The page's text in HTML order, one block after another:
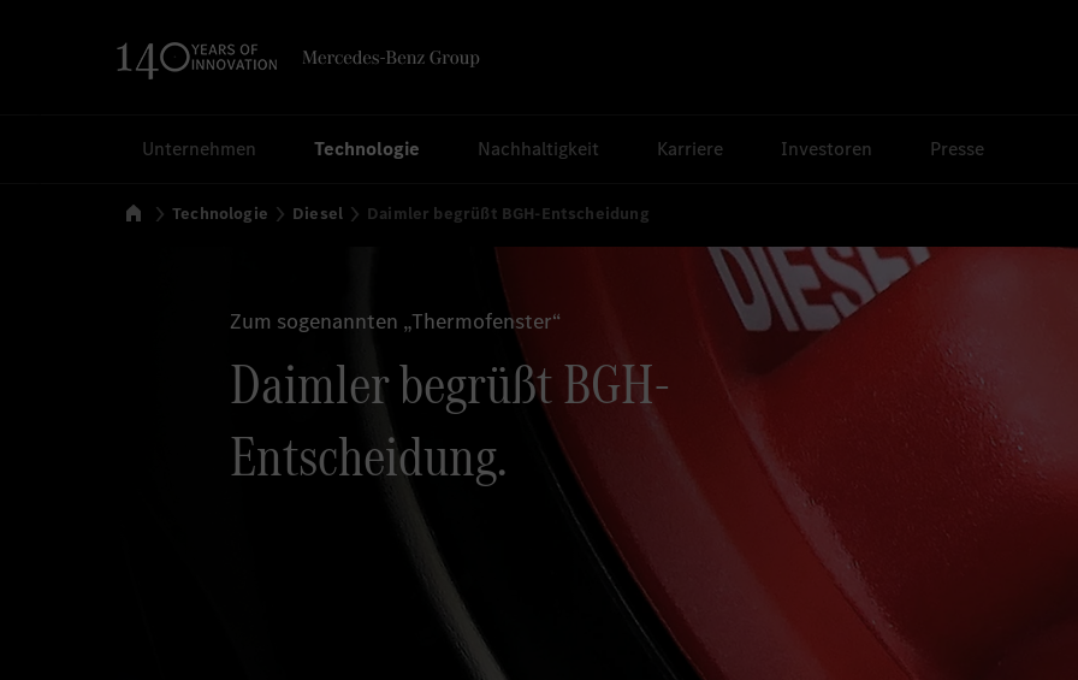
Unternehmen Technologie Nachhaltigkeit Karriere Investoren Presse
Startseite
Technologie Diesel Daimler begrüßt BGH-Entscheidung
Zum sogenannten „Thermofenster“
Daimler begrüßt BGH-
Entscheidung.